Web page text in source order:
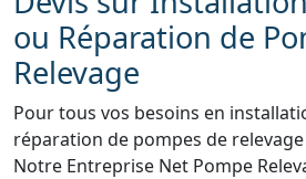
ou Réparation de
Relevage
Pour tous vos besoins en
réparation de pompes de relevage
Notre Entreprise Net Pompe